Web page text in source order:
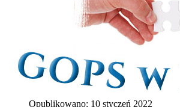
Opublikowano: 10 styczeń 2022